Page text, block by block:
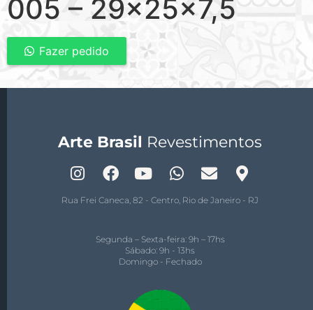
005 – 29x25x7,5
Fazer pedido
Arte Brasil Revestimentos
Rua Frei Caneca, 82 - Centro, Rio de Janeiro - RJ
Segunda – Sexta-feira: 9h – 17hs
Sábado: 9h - 13hs
Domingo - Fechado